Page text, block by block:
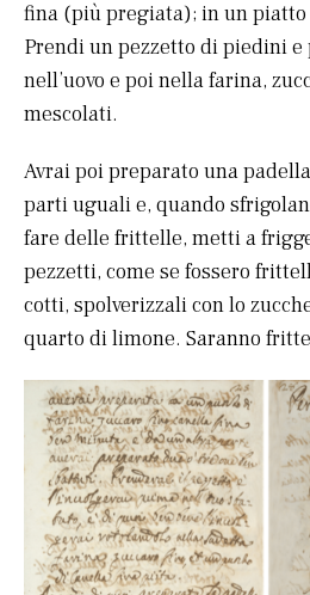
fina (più pregiata); in un piatto
Prendi un pezzetto di piedini
nell’uovo e poi nella farina,
mescolati.
Avrai poi preparato una
parti uguali e, quando
fare delle frittelle, metti a
pezzetti, come se fossero
cotti, spolverizzali con lo
quarto di limone. Saranno